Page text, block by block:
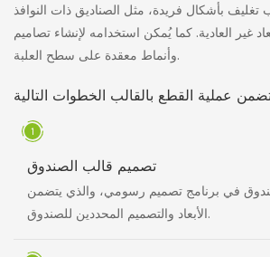
تغليف بأشكال فريدة، مثل الصناديق ذات النوافذ
غير العادية. كما يُمكن استخدامه لإنشاء تصاميم
وأنماط معقدة على سطح العلبة.
تصميم قالب الصندوق
في برنامج تصميم رسومي، والذي يتضمن
الأبعاد والتصميم المحددين للصندوق.